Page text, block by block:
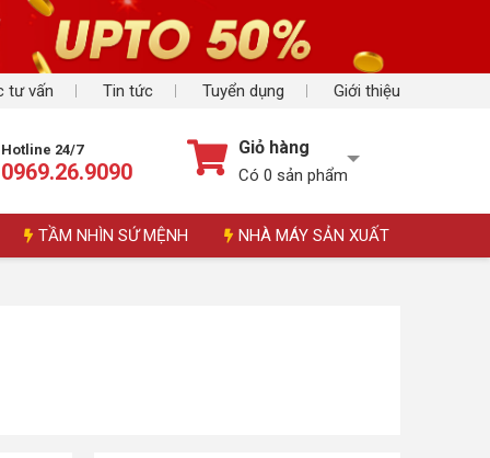
tư vấn Tin tức Tuyển dụng Giới thiệu
Hotline 24/7
0969.26.9090
Giỏ hàng
Có 0 sản phẩm
TẦM NHÌN SỨ MỆNH NHÀ MÁY SẢN XUẤT